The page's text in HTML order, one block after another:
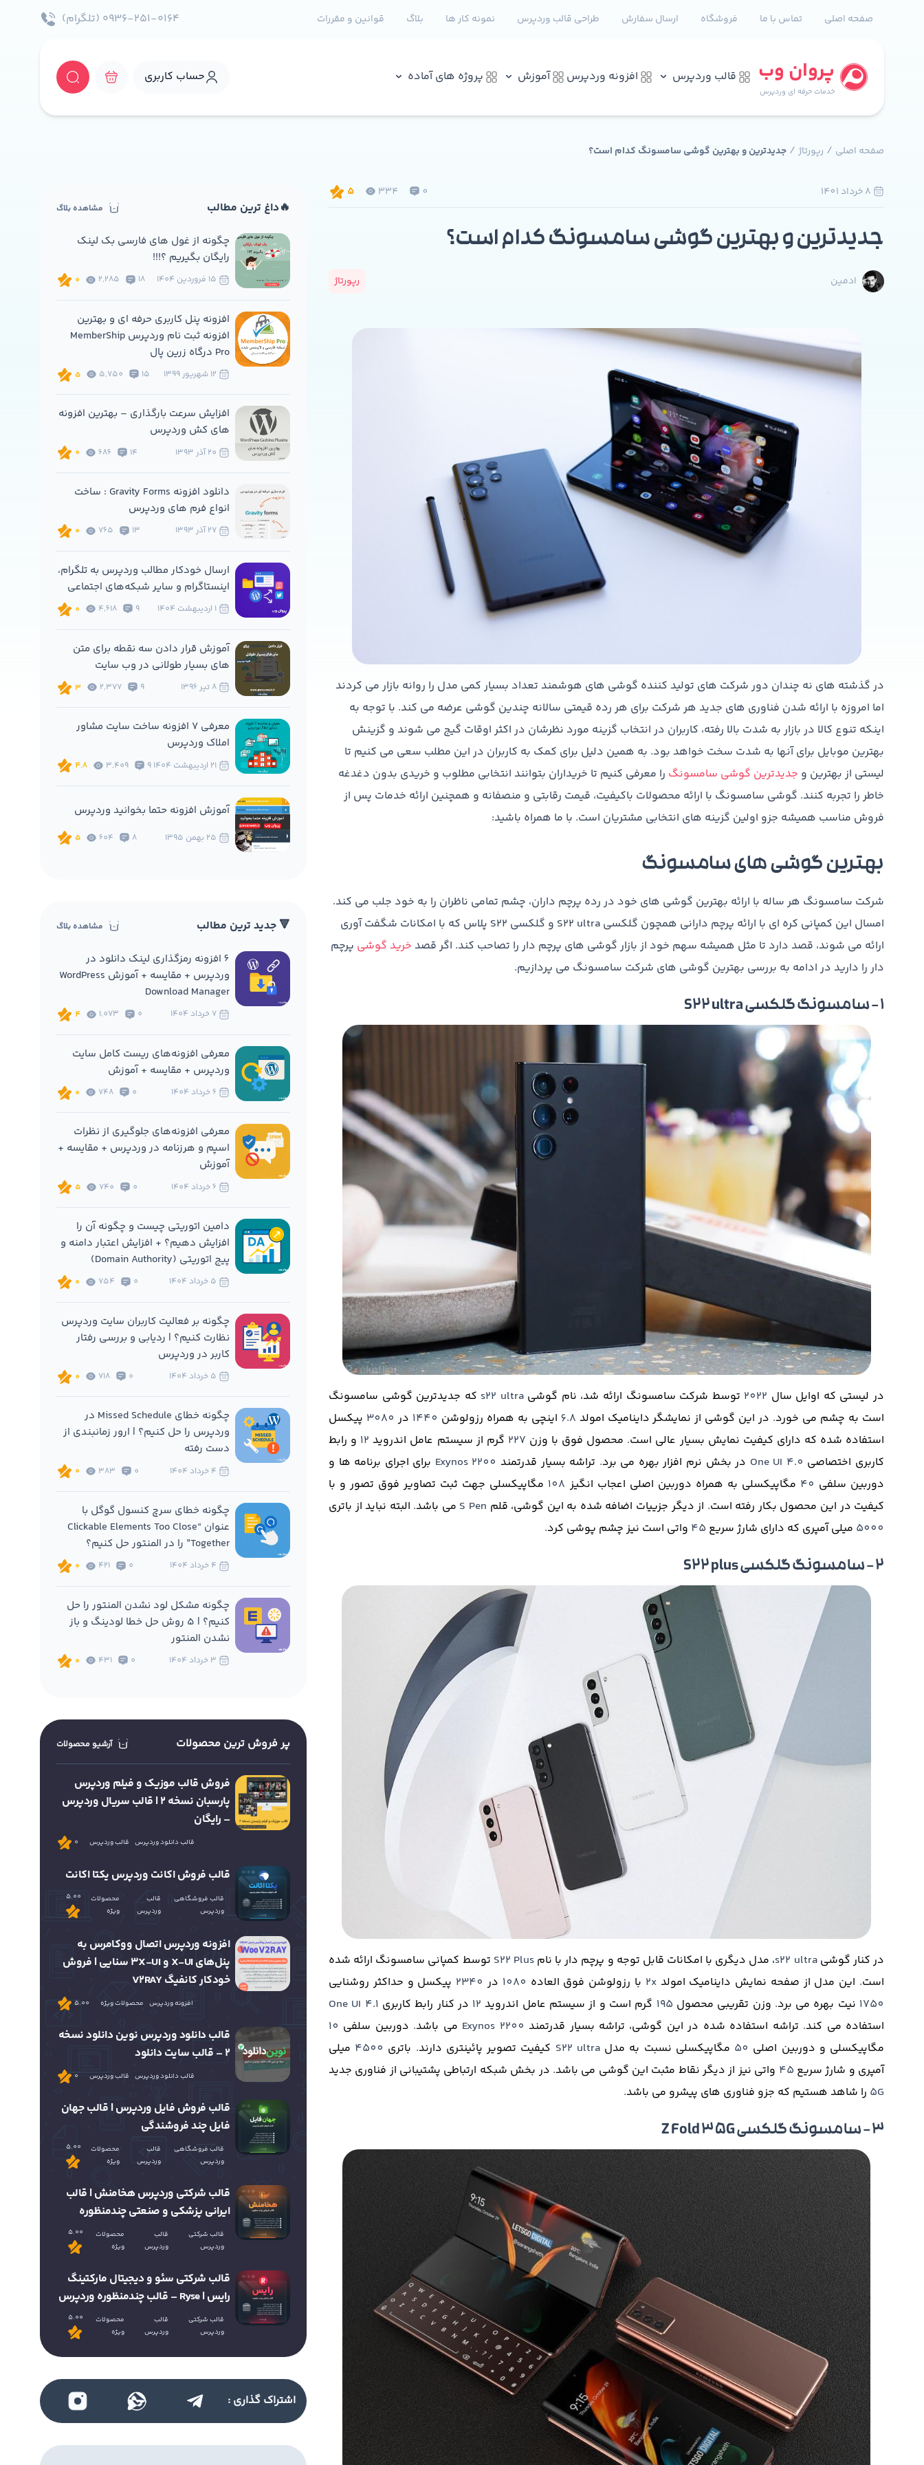
صفحه اصلی تماس با ما فروشگاه ارسال سفارش طراحی قالب وردپرس نمونه کار ها بلاگ قوانین و مقررات ۰۹۳۶-۲۵۱-۰۱۶۴ (تلگرام)
پروان وب
خدمات حرفه ای وردپرس
قالب وردپرس افزونه وردپرس آموزش پروژه های آماده حساب کاربری
صفحه اصلی / رپورتاژ / جدیدترین و بهترین گوشی سامسونگ کدام است؟
0
334
5
جدیدترین و بهترین گوشی سامسونگ کدام است؟
ادمین رپورتاژ
در گذشته های نه چندان دور شرکت های تولید کننده گوشی های هوشمند تعداد بسیار کمی مدل را روانه بازار می کردند
اما امروزه با ارائه شدن فناوری های جدید هر شرکت برای هر رده قیمتی سالانه چندین گوشی عرضه می کند. با توجه به
اینکه تنوع کالا در بازار به شدت بالا رفته، کاربران در انتخاب گزینه مورد نظرشان در اکثر اوقات گیج می شوند و گزینش
بهترین موبایل برای آنها به شدت سخت خواهد بود. به همین دلیل برای کمک به کاربران در این مطلب سعی می کنیم تا
لیستی از بهترین و جدیدترین گوشی سامسونگ را معرفی کنیم تا خریداران بتوانند انتخابی مطلوب و خریدی بدون دغدغه
خاطر را تجربه کنند. گوشی سامسونگ با ارائه محصولات باکیفیت، قیمت رقابتی و منصفانه و همچنین ارائه خدمات پس از
فروش مناسب همیشه جزو اولین گزینه های انتخابی مشتریان است. با ما همراه باشید:
بهترین گوشی های سامسونگ
شرکت سامسونگ هر ساله با ارائه بهترین گوشی های خود در رده پرچم داران، چشم تمامی ناظران را به خود جلب می کند.
امسال این کمپانی کره ای با ارائه پرچم دارانی همچون گلکسی S22 ultra و گلکسی S22 پلاس که با امکانات شگفت آوری
ارائه می شوند، قصد دارد تا مثل همیشه سهم خود از بازار گوشی های پرچم دار را تصاحب کند. اگر قصد خرید گوشی پرچم
دار را دارید در ادامه به بررسی بهترین گوشی های شرکت سامسونگ می پردازیم.
1 – سامسونگ گلکسی S22 ultra
در لیستی که اوایل سال 2022 توسط شرکت سامسونگ ارائه شد، نام گوشیs22 ultra که جدیدترین گوشی سامسونگ
است به چشم می خورد. در این گوشی از نمایشگر داینامیک امولد 6.8 اینچی به همراه رزولوشن 1440 در 3080 پیکسل
استفاده شده که دارای کیفیت نمایش بسیار عالی است. محصول فوق با وزن 227 گرم از سیستم عامل اندروید 12 و رابط
کاربری اختصاصی One UI 4.0 در بخش نرم افزار بهره می برد. تراشه بسیار قدرتمند Exynos 2200 برای اجرای برنامه ها و
دوربین سلفی 40 مگاپیکسلی به همراه دوربین اصلی اعجاب انگیز 108 مگاپیکسلی جهت ثبت تصاویر فوق تصور و با
کیفیت در این محصول بکار رفته است. از دیگر جزییات اضافه شده به این گوشی، قلم S Pen می باشد. البته نباید از باتری
5000 میلی آمپری که دارای شارژ سریع 45 واتی است نیز چشم پوشی کرد.
2 – سامسونگ گلکسی S22 plus
در کنار گوشیs22 ultra، مدل دیگری با امکانات قابل توجه و پرچم دار با نامS22 Plus توسط کمپانی سامسونگ ارائه شده
است. این مدل از صفحه نمایش داینامیک امولد2x با رزولوشن فوق العاده 1080 در 2340 پیکسل و حداکثر روشنایی
1750 نیت بهره می برد. وزن تقریبی محصول 195 گرم است و از سیستم عامل اندروید 12 در کنار رابط کاربری One UI 4.1
استفاده می کند. تراشه استفاده شده در این گوشی، تراشه بسیار قدرتمند Exynos 2200 می باشد. دوربین سلفی 10
مگاپیکسلی و دوربین اصلی 50 مگاپیکسلی نسبت به مدلS22 ultra کیفیت تصویر پائینتری دارند. باتری 4500 میلی
آمپری و شارژ سریع 45 واتی نیز از دیگر نقاط مثبت این گوشی می باشد. در بخش شبکه ارتباطی پشتیبانی از فناوری جدید
5G را شاهد هستیم که جزو فناوری های پیشرو می باشد.
3 – سامسونگ گلکسی Z Fold 3 5G
🔥داغ ترین مطالب مشاهده بلاگ
چگونه از غول های فارسی بک لینک
رایگان بگیریم ؟!!!
18
2,285
0
افزونه پنل کاربری حرفه ای و بهترین
افزونه ثبت نام وردپرس MemberShip
Pro درگاه زرین پال
15
5,750
5
افزایش سرعت بارگذاری – بهترین افزونه
های کش وردپرس
14
686
0
دانلود افزونه Gravity Forms : ساخت
انواع فرم های وردپرس
13
765
0
ارسال خودکار مطالب وردپرس به تلگرام،
اینستاگرام و سایر شبکه‌های اجتماعی
9
4,618
0
آموزش قرار دادن سه نقطه برای متن
های بسیار طولانی در وب سایت
9
2,377
3
معرفی 7 افزونه ساخت سایت مشاور
املاک وردپرس
9
3,409
4.8
آموزش افزونه حتما بخوانید وردپرس
8
604
5
🔻 جدید ترین مطالب مشاهده بلاگ
6 افزونه‌ رمزگذاری لینک دانلود در
وردپرس + مقایسه + آموزش WordPress
Download Manager
0
1,073
4
معرفی افزونه‌های ریست کامل سایت
وردپرس + مقایسه + آموزش
0
748
0
معرفی افزونه‌های جلوگیری از نظرات
اسپم و هرزنامه در وردپرس + مقایسه +
آموزش
0
740
5
دامین اتوریتی چیست و چگونه آن را
افزایش دهیم؟ + افزایش اعتبار دامنه و
پیج اتوریتی (Domain Authority)
0
754
0
چگونه بر فعالیت کاربران سایت وردپرس
نظارت کنیم؟ | ردیابی و بررسی رفتار
کاربر در وردپرس
0
718
0
چگونه خطای Missed Schedule در
وردپرس را حل کنیم؟ | ارور زمانبندی از
دست رفته
0
383
0
چگونه خطای سرچ کنسول گوگل با
عنوان “Clickable Elements Too Close
Together” را در المنتور حل کنیم؟
0
421
0
چگونه مشکل لود نشدن المنتور را حل
کنیم؟ | 5 روش حل خطا لودینگ و باز
نشدن المنتور
0
431
0
پر فروش ترین محصولات آرشیو محصولات
فروش قالب موزیک و فیلم وردپرس
پارسبان نسخه 2 | قالب سریال وردپرس
– رایگان
قالب دانلود وردپرس قالب وردپرس 0
قالب فروش اکانت وردپرس یکتا اکانت
قالب فروشگاهی
وردپرس
قالب
وردپرس
محصولات
ویژه
5.00
افزونه وردپرس اتصال ووکامرس به
پنل‌های X-UI و 3X-UI سنایی | فروش
خودکار کانفیگ V2RAY
افزونه وردپرس محصولات ویژه 5.00
قالب دانلود وردپرس نوین دانلود نسخه
2 – قالب سایت دانلود
قالب دانلود وردپرس قالب وردپرس 0
قالب فروش فایل وردپرس | قالب جهان
فایل چند فروشندگی
قالب فروشگاهی
وردپرس
قالب
وردپرس
محصولات
ویژه
5.00
قالب شرکتی وردپرس هخامنش | قالب
ایرانی پزشکی و صنعتی چندمنظوره
قالب شرکتی
وردپرس
قالب
وردپرس
محصولات
ویژه
5.00
قالب شرکتی سئو و دیجیتال مارکتینگ
رایس | Ryse – قالب چندمنظوره وردپرس
قالب شرکتی
وردپرس
قالب
وردپرس
محصولات
ویژه
5.00
اشتراک گذاری :